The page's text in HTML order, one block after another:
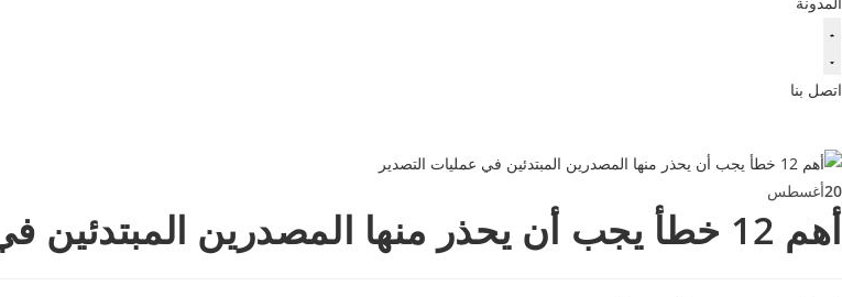
اتصل بنا
20أغسطس
أهم 12 خطأ يجب أن يحذر منها المصدرين المبتدئين في عمليات التصدير